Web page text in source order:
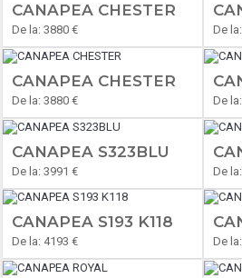
CANAPEA CHESTER
De la: 3880 € De
CANAPEA CHESTER
De la: 3880 € De
CANAPEA S323BLU
De la: 3991 € De
CANAPEA S193 K118
De la: 4193 € De